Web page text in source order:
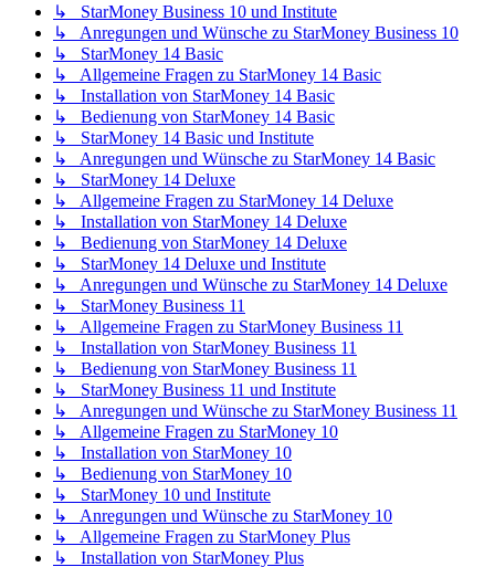
↳ StarMoney Business 10 und Institute
↳ Anregungen und Wünsche zu StarMoney Business 10
↳ StarMoney 14 Basic
↳ Allgemeine Fragen zu StarMoney 14 Basic
↳ Installation von StarMoney 14 Basic
↳ Bedienung von StarMoney 14 Basic
↳ StarMoney 14 Basic und Institute
↳ Anregungen und Wünsche zu StarMoney 14 Basic
↳ StarMoney 14 Deluxe
↳ Allgemeine Fragen zu StarMoney 14 Deluxe
↳ Installation von StarMoney 14 Deluxe
↳ Bedienung von StarMoney 14 Deluxe
↳ StarMoney 14 Deluxe und Institute
↳ Anregungen und Wünsche zu StarMoney 14 Deluxe
↳ StarMoney Business 11
↳ Allgemeine Fragen zu StarMoney Business 11
↳ Installation von StarMoney Business 11
↳ Bedienung von StarMoney Business 11
↳ StarMoney Business 11 und Institute
↳ Anregungen und Wünsche zu StarMoney Business 11
↳ Allgemeine Fragen zu StarMoney 10
↳ Installation von StarMoney 10
↳ Bedienung von StarMoney 10
↳ StarMoney 10 und Institute
↳ Anregungen und Wünsche zu StarMoney 10
↳ Allgemeine Fragen zu StarMoney Plus
↳ Installation von StarMoney Plus